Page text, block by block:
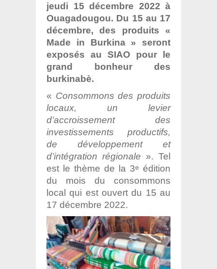
jeudi 15 décembre 2022 à
Ouagadougou. Du 15 au 17
décembre, des produits «
Made in Burkina » seront
exposés au SIAO pour le
grand bonheur des
burkinabè.
« Consommons des produits
locaux, un levier
d’accroissement des
investissements productifs,
de développement et
d’intégration régionale ». Tel
est le thème de la 3e édition
du mois du consommons
local qui est ouvert du 15 au
17 décembre 2022.